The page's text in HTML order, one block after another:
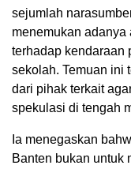
sejumlah
menemukan
terhadap kendaraan
sekolah. Temuan ini
dari pihak terkait
spekulasi di tengah
Ia menegaskan
Banten bukan untuk